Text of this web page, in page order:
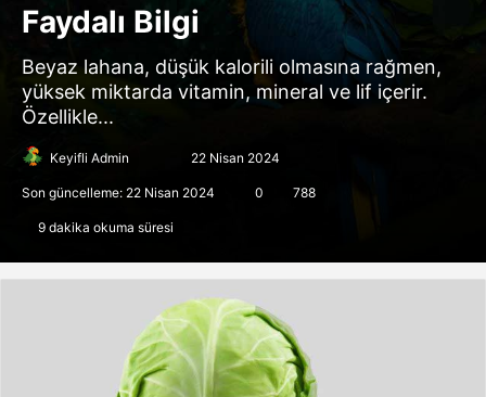
Faydalı Bilgi
Beyaz lahana, düşük kalorili olmasına rağmen,
yüksek miktarda vitamin, mineral ve lif içerir.
Özellikle...
Keyifli Admin
göndermek
22 Nisan 2024
Son güncelleme: 22 Nisan 2024 0 788
9 dakika okuma süresi